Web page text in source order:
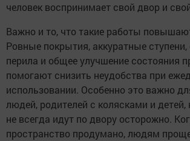
человек воспринимает свой двор и
Важно и то, что такие работы
Ровные покрытия, аккуратные
перила и общее улучшение состояния
помогают снизить неудобства при
использовании. Особенно это важно
людей, родителей с колясками и детей,
не всегда идут по двору осторожно.
пространство продумано, людям